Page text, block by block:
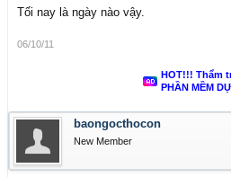
Tối nay là ngày nào vậy.
06/10/11
HOT!!! Thẩm
PHẦN MỀM
baongocthocon
New Member